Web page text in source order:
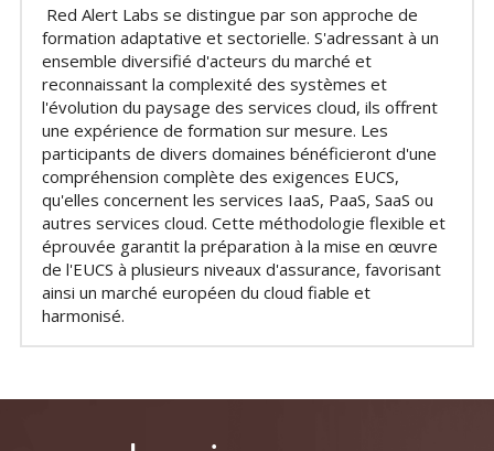
Red Alert Labs se distingue par son approche de
formation adaptative et sectorielle. S'adressant à un
ensemble diversifié d'acteurs du marché et
reconnaissant la complexité des systèmes et
l'évolution du paysage des services cloud, ils offrent
une expérience de formation sur mesure. Les
participants de divers domaines bénéficieront d'une
compréhension complète des exigences EUCS,
qu'elles concernent les services IaaS, PaaS, SaaS ou
autres services cloud. Cette méthodologie flexible et
éprouvée garantit la préparation à la mise en œuvre
de l'EUCS à plusieurs niveaux d'assurance, favorisant
ainsi un marché européen du cloud fiable et
harmonisé.